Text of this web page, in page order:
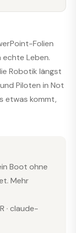
Folien
Leben.
Robotik längst
Piloten in Not
etwas kommt,
Boot ohne
Mehr
· claude-